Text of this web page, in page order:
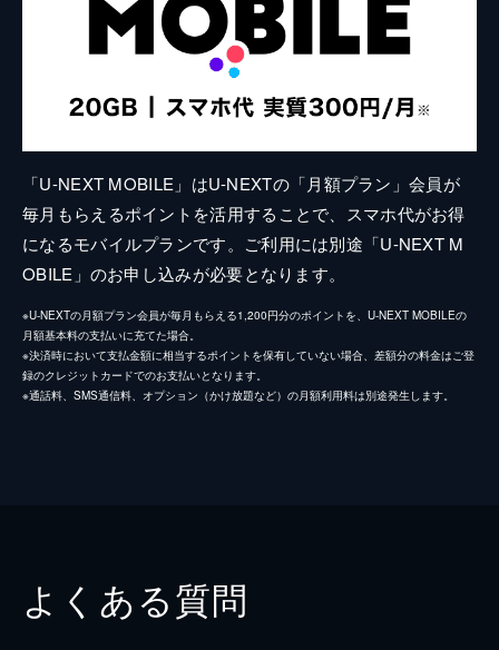
「U-NEXT MOBILE」はU-NEXTの「月額プラン」会員が
毎月もらえるポイントを活用することで、スマホ代がお得
になるモバイルプランです。ご利用には別途「U-NEXT M
OBILE」のお申し込みが必要となります。
※U-NEXTの月額プラン会員が毎月もらえる1,200円分のポイントを、U-NEXT MOBILEの
月額基本料の支払いに充てた場合。
※決済時において支払金額に相当するポイントを保有していない場合、差額分の料金はご登
録のクレジットカードでのお支払いとなります。
※通話料、SMS通信料、オプション（かけ放題など）の月額利用料は別途発生します。
よくある質問